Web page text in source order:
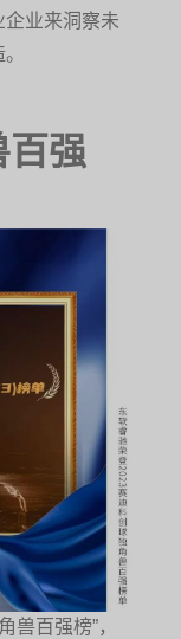
业来洞察未
百强
兽百强榜”，